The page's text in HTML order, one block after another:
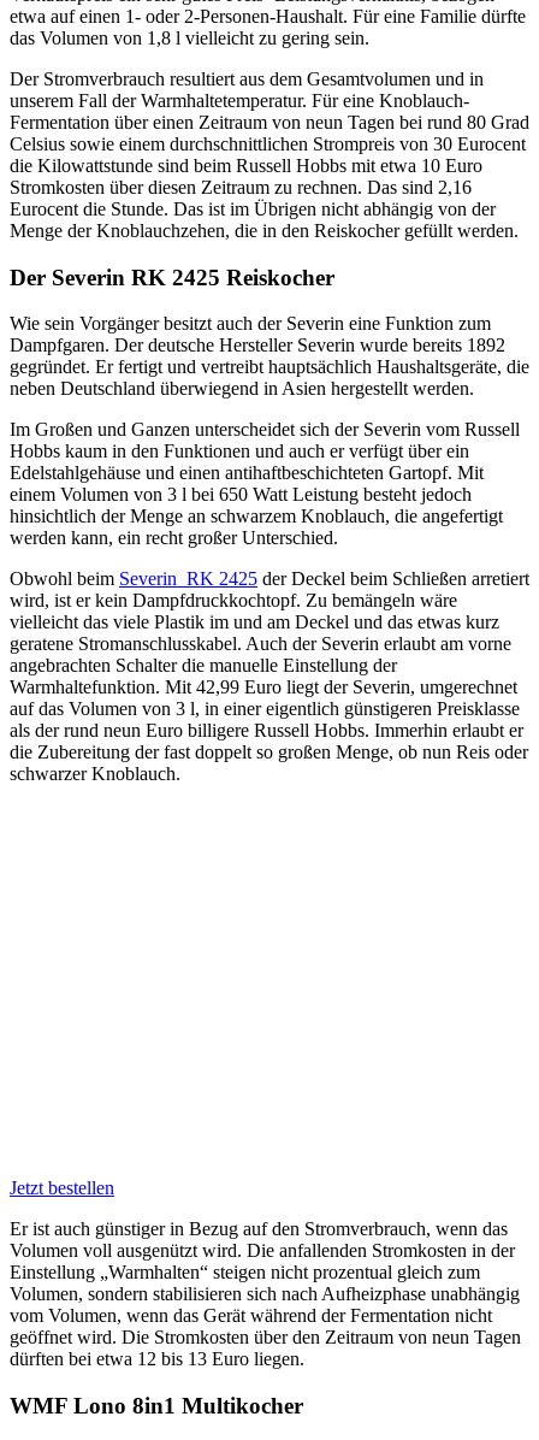
etwa auf einen 1- oder 2-Personen-Haushalt. Für eine Familie dürfte
das Volumen von 1,8 l vielleicht zu gering sein.
Der Stromverbrauch resultiert aus dem Gesamtvolumen und in
unserem Fall der Warmhaltetemperatur. Für eine Knoblauch-
Fermentation über einen Zeitraum von neun Tagen bei rund 80 Grad
Celsius sowie einem durchschnittlichen Strompreis von 30 Eurocent
die Kilowattstunde sind beim Russell Hobbs mit etwa 10 Euro
Stromkosten über diesen Zeitraum zu rechnen. Das sind 2,16
Eurocent die Stunde. Das ist im Übrigen nicht abhängig von der
Menge der Knoblauchzehen, die in den Reiskocher gefüllt werden.
Der Severin RK 2425 Reiskocher
Wie sein Vorgänger besitzt auch der Severin eine Funktion zum
Dampfgaren. Der deutsche Hersteller Severin wurde bereits 1892
gegründet. Er fertigt und vertreibt hauptsächlich Haushaltsgeräte, die
neben Deutschland überwiegend in Asien hergestellt werden.
Im Großen und Ganzen unterscheidet sich der Severin vom Russell
Hobbs kaum in den Funktionen und auch er verfügt über ein
Edelstahlgehäuse und einen antihaftbeschichteten Gartopf. Mit
einem Volumen von 3 l bei 650 Watt Leistung besteht jedoch
hinsichtlich der Menge an schwarzem Knoblauch, die angefertigt
werden kann, ein recht großer Unterschied.
Obwohl beim Severin RK 2425 der Deckel beim Schließen arretiert
wird, ist er kein Dampfdruckkochtopf. Zu bemängeln wäre
vielleicht das viele Plastik im und am Deckel und das etwas kurz
geratene Stromanschlusskabel. Auch der Severin erlaubt am vorne
angebrachten Schalter die manuelle Einstellung der
Warmhaltefunktion. Mit 42,99 Euro liegt der Severin, umgerechnet
auf das Volumen von 3 l, in einer eigentlich günstigeren Preisklasse
als der rund neun Euro billigere Russell Hobbs. Immerhin erlaubt er
die Zubereitung der fast doppelt so großen Menge, ob nun Reis oder
schwarzer Knoblauch.
Jetzt bestellen
Er ist auch günstiger in Bezug auf den Stromverbrauch, wenn das
Volumen voll ausgenützt wird. Die anfallenden Stromkosten in der
Einstellung „Warmhalten“ steigen nicht prozentual gleich zum
Volumen, sondern stabilisieren sich nach Aufheizphase unabhängig
vom Volumen, wenn das Gerät während der Fermentation nicht
geöffnet wird. Die Stromkosten über den Zeitraum von neun Tagen
dürften bei etwa 12 bis 13 Euro liegen.
WMF Lono 8in1 Multikocher